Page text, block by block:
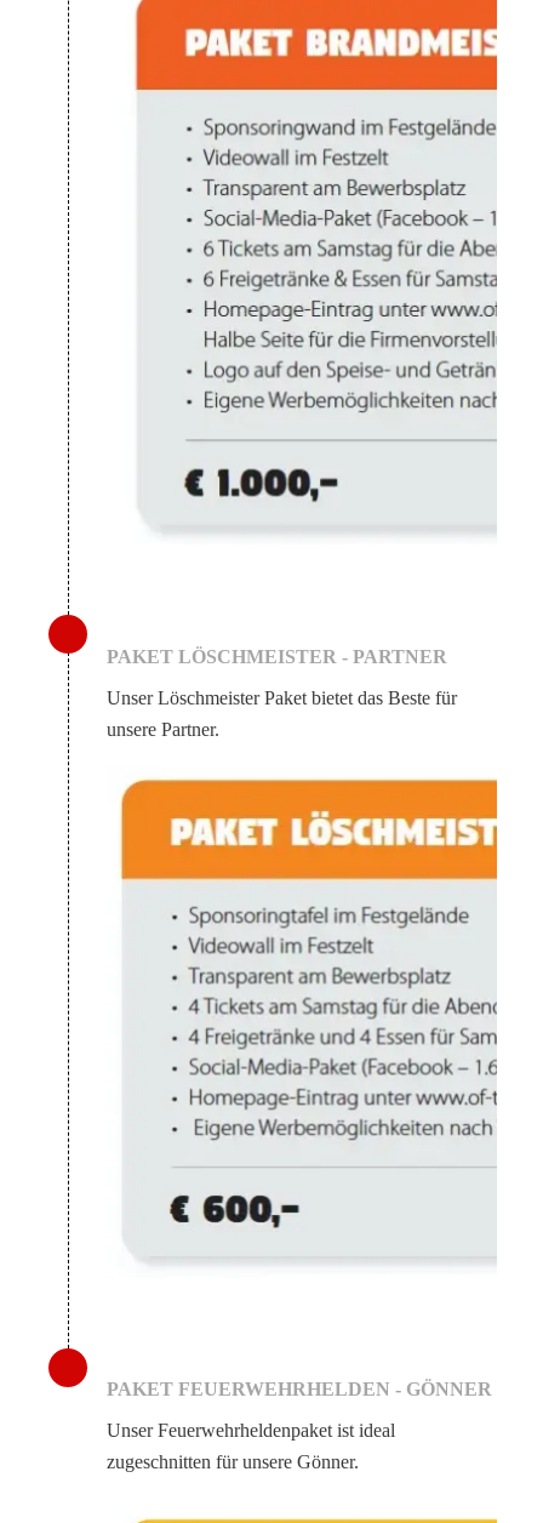
PAKET LÖSCHMEISTER - PARTNER
Unser Löschmeister Paket bietet das Beste für
unsere Partner.
PAKET FEUERWEHRHELDEN - GÖNNER
Unser Feuerwehrheldenpaket ist ideal
zugeschnitten für unsere Gönner.